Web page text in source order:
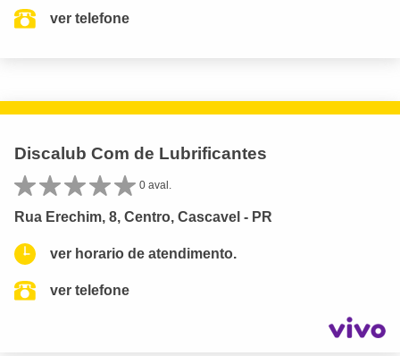
ver telefone
Discalub Com de Lubrificantes
0 aval.
Rua Erechim, 8, Centro, Cascavel - PR
ver horario de atendimento.
ver telefone